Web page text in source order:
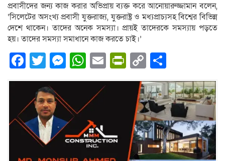
প্রবাসীদের জন্য কাজ করার অভিপ্রায় ব্যক্ত করে আনোয়ারুজ্জামান বলেন,
‘সিলেটের অসংখ্য প্রবাসী যুক্তরাজ্য, যুক্তরাষ্ট্র ও মধ্যপ্রাচ্যসহ বিশ্বের বিভিন্ন
দেশে থাকেন। তাদের অনেক সমস্যা। প্রায়ই তাদেরকে সমস্যায় পড়তে
হয়। তাদের সমস্যা সমাধানে কাজ করতে চাই।’
Facebook
Twitter
Messenger
WhatsApp
EmailPrintFriendly
Copy
Link